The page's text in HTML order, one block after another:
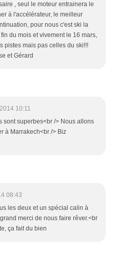
, seul le moteur entrainera le
à l'accélérateur, le meilleur
pour nous c'est ski la
du mois et vivement le 16 mars,
pistes mais pas celles du ski!!!
et Gérard
10:11
sont superbes<br /> Nous allons
à Marrakech<br /> Biz
08:43
les deux et un spécial calin à
merci de nous faire rêver.<br
ça fait du bien